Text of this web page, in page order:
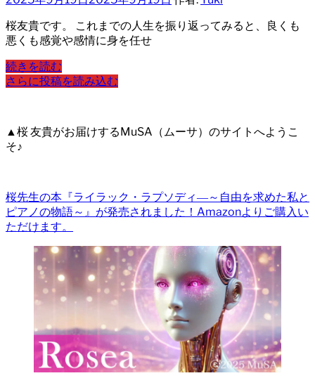
桜友貴です。 これまでの人生を振り返ってみると、良くも
悪くも感覚や感情に身を任せ
続きを読む
さらに投稿を読み込む
▲桜 友貴がお届けするMuSA（ムーサ）のサイトへようこ
そ♪
桜先生の本『ライラック・ラプソディ―～自由を求めた私と
ピアノの物語～』が発売されました！Amazonよりご購入い
ただけます。